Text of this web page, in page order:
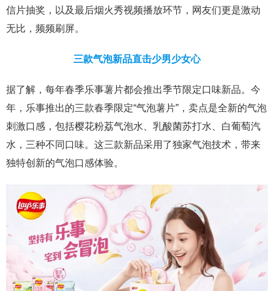
信片抽奖，以及最后烟火秀视频播放环节，网友们更是激动
无比，频频刷屏。
三款气泡新品直击少男少女心
据了解，每年春季乐事薯片都会推出季节限定口味新品。今
年，乐事推出的三款春季限定“气泡薯片”，卖点是全新的气泡
刺激口感，包括樱花粉荔气泡水、乳酸菌苏打水、白葡萄汽
水，三种不同口味。这三款新品采用了独家气泡技术，带来
独特创新的气泡口感体验。